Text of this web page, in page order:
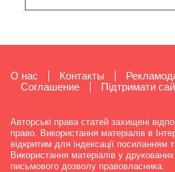
О нас Контакты
Cоглашение
Підтримати
Авторські права статей захищені
право. Використання матеріалів в
відкритим для індексації посиланням
Використання матеріалів у
письмового дозволу правовласника.